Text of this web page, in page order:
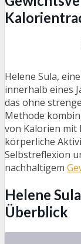
Helene Sula,
innerhalb eines
das ohne
Methode
von Kalorien mit
körperliche
Selbstreflexion
nachhaltigem
Helene
Überblick